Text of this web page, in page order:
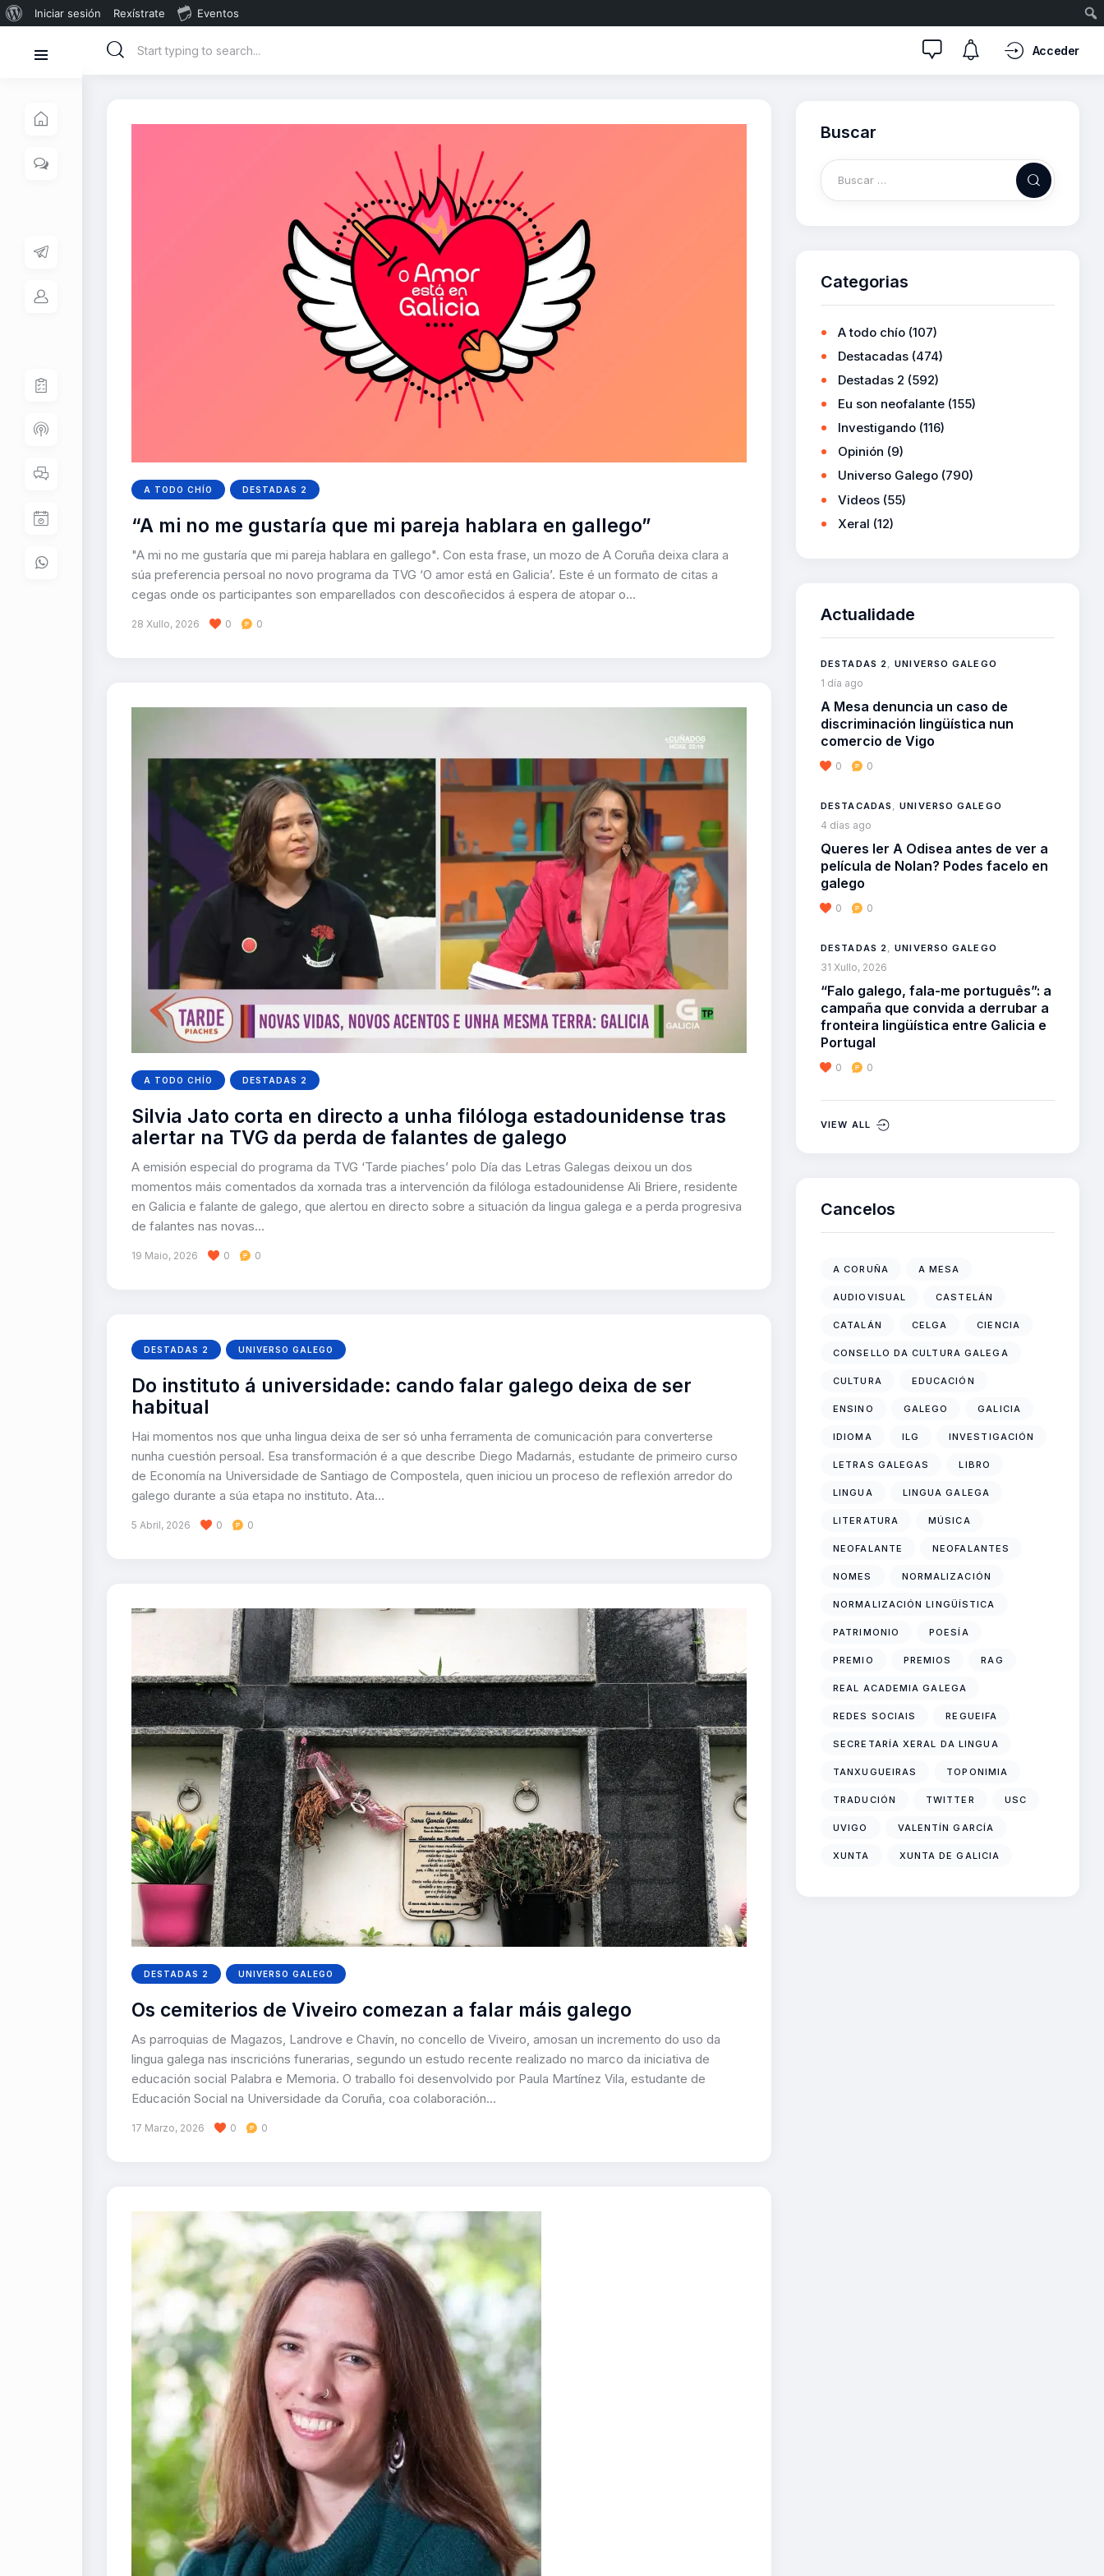
Iniciar sesión Rexístrate Eventos
Acceder
A TODO CHÍO DESTADAS 2
“A mi no me gustaría que mi pareja hablara en gallego”
"A mi no me gustaría que mi pareja hablara en gallego". Con esta frase, un mozo de A Coruña deixa clara a
súa preferencia persoal no novo programa da TVG ‘O amor está en Galicia’. Este é un formato de citas a
cegas onde os participantes son emparellados con descoñecidos á espera de atopar o…
28 Xullo, 2026 0 0
A TODO CHÍO DESTADAS 2
Silvia Jato corta en directo a unha filóloga estadounidense tras
alertar na TVG da perda de falantes de galego
A emisión especial do programa da TVG ‘Tarde piaches’ polo Día das Letras Galegas deixou un dos
momentos máis comentados da xornada tras a intervención da filóloga estadounidense Ali Briere, residente
en Galicia e falante de galego, que alertou en directo sobre a situación da lingua galega e a perda progresiva
de falantes nas novas…
19 Maio, 2026 0 0
DESTADAS 2 UNIVERSO GALEGO
Do instituto á universidade: cando falar galego deixa de ser
habitual
Hai momentos nos que unha lingua deixa de ser só unha ferramenta de comunicación para converterse
nunha cuestión persoal. Esa transformación é a que describe Diego Madarnás, estudante de primeiro curso
de Economía na Universidade de Santiago de Compostela, quen iniciou un proceso de reflexión arredor do
galego durante a súa etapa no instituto. Ata…
5 Abril, 2026 0 0
DESTADAS 2 UNIVERSO GALEGO
Os cemiterios de Viveiro comezan a falar máis galego
As parroquias de Magazos, Landrove e Chavín, no concello de Viveiro, amosan un incremento do uso da
lingua galega nas inscricións funerarias, segundo un estudo recente realizado no marco da iniciativa de
educación social Palabra e Memoria. O traballo foi desenvolvido por Paula Martínez Vila, estudante de
Educación Social na Universidade da Coruña, coa colaboración…
17 Marzo, 2026 0 0
Buscar
Categorias
A todo chío (107)
Destacadas (474)
Destadas 2 (592)
Eu son neofalante (155)
Investigando (116)
Opinión (9)
Universo Galego (790)
Videos (55)
Xeral (12)
Actualidade
DESTADAS 2 ,UNIVERSO GALEGO
1 día ago
A Mesa denuncia un caso de
discriminación lingüística nun
comercio de Vigo
0 0
DESTACADAS ,UNIVERSO GALEGO
4 días ago
Queres ler A Odisea antes de ver a
película de Nolan? Podes facelo en
galego
0 0
DESTADAS 2 ,UNIVERSO GALEGO
31 Xullo, 2026
“Falo galego, fala-me português”: a
campaña que convida a derrubar a
fronteira lingüística entre Galicia e
Portugal
0 0
VIEW ALL
Cancelos
A CORUÑA A MESA
AUDIOVISUAL CASTELÁN
CATALÁN CELGA CIENCIA
CONSELLO DA CULTURA GALEGA
CULTURA EDUCACIÓN
ENSINO GALEGO GALICIA
IDIOMA ILG INVESTIGACIÓN
LETRAS GALEGAS LIBRO
LINGUA LINGUA GALEGA
LITERATURA MÚSICA
NEOFALANTE NEOFALANTES
NOMES NORMALIZACIÓN
NORMALIZACIÓN LINGÜÍSTICA
PATRIMONIO POESÍA
PREMIO PREMIOS RAG
REAL ACADEMIA GALEGA
REDES SOCIAIS REGUEIFA
SECRETARÍA XERAL DA LINGUA
TANXUGUEIRAS TOPONIMIA
TRADUCIÓN TWITTER USC
UVIGO VALENTÍN GARCÍA
XUNTA XUNTA DE GALICIA